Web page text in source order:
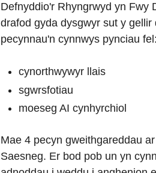
Defnyddio'r Rhyngrwyd yn Fwy
drafod gyda dysgwyr sut y
pecynnau'n cynnwys pynciau fel:
cynorthwywyr llais
sgwrsfotiau
moeseg AI cynhyrchiol
Mae 4 pecyn gweithgareddau
Saesneg. Er bod pob un yn